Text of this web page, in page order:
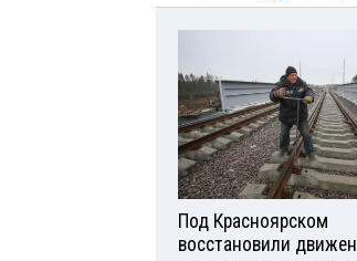
Под Красноярском
восстановили